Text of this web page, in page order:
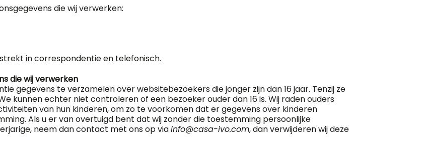
die wij verwerken:
in correspondentie en telefonisch.
die wij verwerken
gegevens te verzamelen over websitebezoekers die jonger zijn dan 16 jaar. Tenzij ze
kunnen echter niet controleren of een bezoeker ouder dan 16 is. Wij raden ouders
van hun kinderen, om zo te voorkomen dat er gegevens over kinderen
Als u er van overtuigd bent dat wij zonder die toestemming persoonlijke
neem dan contact met ons op viainfo@casa-ivo.com, dan verwijderen wij deze